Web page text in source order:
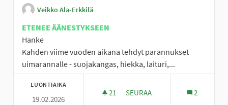
Veikko Ala-Erkkilä
ETENEE ÄÄNESTYKSEEN
Hanke
Kahden viime vuoden aikana tehdyt parannukset
uimarannalle - suojakangas, hiekka, laituri,...
LUONTIAIKA
19.02.2026
21 21 SEURAAJAA
SEURAA 2